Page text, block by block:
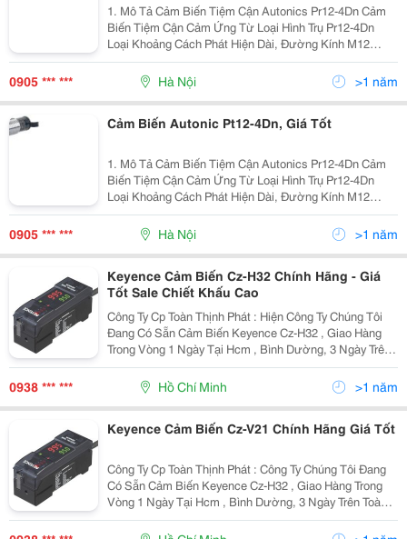
1. Mô Tả Cảm Biến Tiệm Cận Autonics Pr12-4Dn Cảm
Biến Tiệm Cận Cảm Ứng Từ Loại Hình Trụ Pr12-4Dn
Loại Khoảng Cách Phát Hiện Dài, Đường Kính M12
Khoảng Cách Phát Hiện: 4 Mm Điện Áp Hoạt Động: 12-
24 Vdc Tần S
0905 *** *** Hà Nội >1 năm
Cảm Biến Autonic Pt12-4Dn, Giá Tốt
1. Mô Tả Cảm Biến Tiệm Cận Autonics Pr12-4Dn Cảm
Biến Tiệm Cận Cảm Ứng Từ Loại Hình Trụ Pr12-4Dn
Loại Khoảng Cách Phát Hiện Dài, Đường Kính M12
Khoảng Cách Phát Hiện: 4 Mm Điện Áp Hoạt Động: 12-
24 Vdc Tần S
0905 *** *** Hà Nội >1 năm
Keyence Cảm Biến Cz-H32 Chính Hãng - Giá
Tốt Sale Chiết Khấu Cao
Công Ty Cp Toàn Thịnh Phát : Hiện Công Ty Chúng Tôi
Đang Có Sẵn Cảm Biến Keyence Cz-H32 , Giao Hàng
Trong Vòng 1 Ngày Tại Hcm , Bình Dường, 3 Ngày Trên
Toàn Quốc , Giá Cực Tốt , Hàng Chính Hãng. Cam Kết
Mang Đến Các Sản Phẩm Chính Hãng , Giá Tố
0938 *** *** Hồ Chí Minh >1 năm
Keyence Cảm Biến Cz-V21 Chính Hãng Giá Tốt
Công Ty Cp Toàn Thịnh Phát : Công Ty Chúng Tôi Đang
Có Sẵn Cảm Biến Keyence Cz-H32 , Giao Hàng Trong
Vòng 1 Ngày Tại Hcm , Bình Dường, 3 Ngày Trên Toàn
Quốc , Giá Cực Tốt , Hàng Chính Hãng. Hiện Công Ty
Toan Thinh Phat Đang Là Nhà Phân Phối Đượ